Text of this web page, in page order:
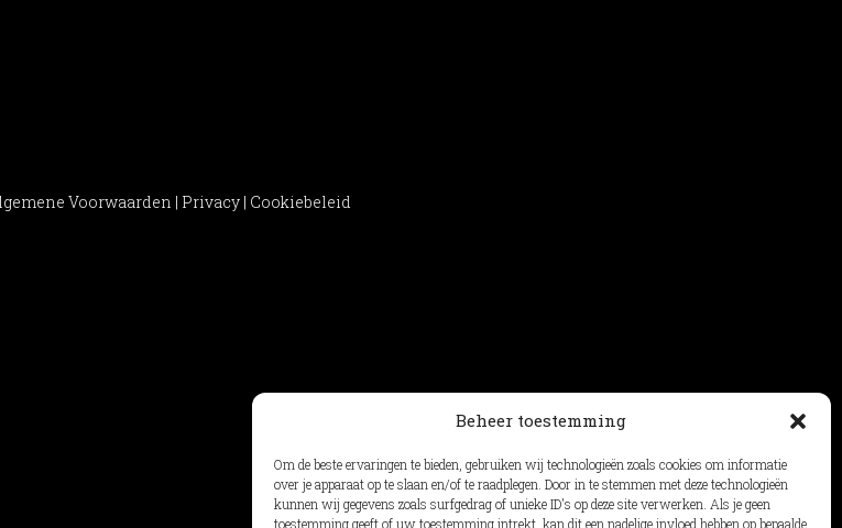
Beheer toestemming
Om de beste ervaringen te bieden, gebruiken wij technologieën zoals cookies om informatie
over je apparaat op te slaan en/of te raadplegen. Door in te stemmen met deze technologieën
kunnen wij gegevens zoals surfgedrag of unieke ID's op deze site verwerken. Als je geen
toestemming geeft of uw toestemming intrekt, kan dit een nadelige invloed hebben op bepaalde
Voorwaarden | Privacy | Cookiebeleid